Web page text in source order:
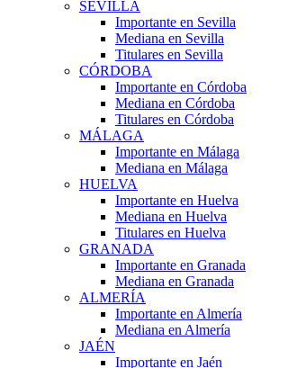
SEVILLA
Importante en Sevilla
Mediana en Sevilla
Titulares en Sevilla
CÓRDOBA
Importante en Córdoba
Mediana en Córdoba
Titulares en Córdoba
MÁLAGA
Importante en Málaga
Mediana en Málaga
HUELVA
Importante en Huelva
Mediana en Huelva
Titulares en Huelva
GRANADA
Importante en Granada
Mediana en Granada
ALMERÍA
Importante en Almería
Mediana en Almería
JAÉN
Importante en Jaén